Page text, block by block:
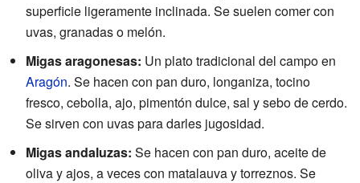
superficie ligeramente inclinada. Se suelen comer con
uvas, granadas o melón.
Migas aragonesas: Un plato tradicional del campo en
Aragón. Se hacen con pan duro, longaniza, tocino
fresco, cebolla, ajo, pimentón dulce, sal y sebo de cerdo.
Se sirven con uvas para darles jugosidad.
Migas andaluzas: Se hacen con pan duro, aceite de
oliva y ajos, a veces con matalauva y torreznos. Se